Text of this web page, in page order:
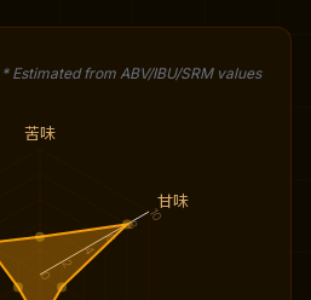
* Estimated from ABV/IBU/SRM values
苦味
甘味
0
2
4
6
8
10